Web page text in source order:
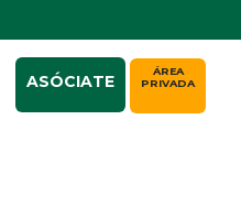
ASÓCIATE
ÁREA
PRIVADA